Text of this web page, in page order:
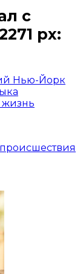
с
px:
Нью-Йорк
жизнь